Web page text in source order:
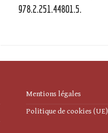
:978.2.251.44801.5.
Mentions légales
Politique de cookies (UE)